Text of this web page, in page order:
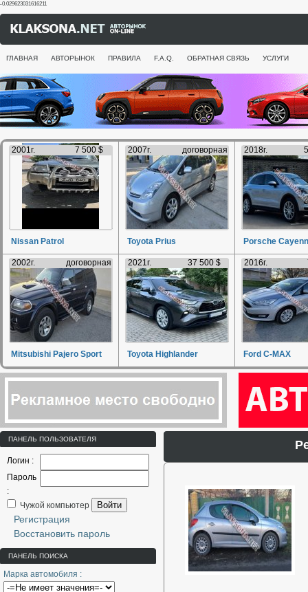
-0.029623031616211
ГЛАВНАЯ АВТОРЫНОК ПРАВИЛА F.A.Q. ОБРАТНАЯ СВЯЗЬ УСЛУГИ
2001г. 7 500 $
Nissan Patrol
2007г. договорная
Toyota Prius
2018г.
Porsche
2002г. договорная
Mitsubishi Pajero Sport
2021г. 37 500 $
Toyota Highlander
2016г.
Ford C-MAX
ПАНЕЛЬ ПОЛЬЗОВАТЕЛЯ
Логин :
Пароль
:
Чужой компьютер
Войти
Регистрация
Восстановить пароль
ПАНЕЛЬ ПОИСКА
Марка автомобиля :